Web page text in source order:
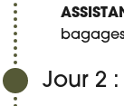
Jour 2